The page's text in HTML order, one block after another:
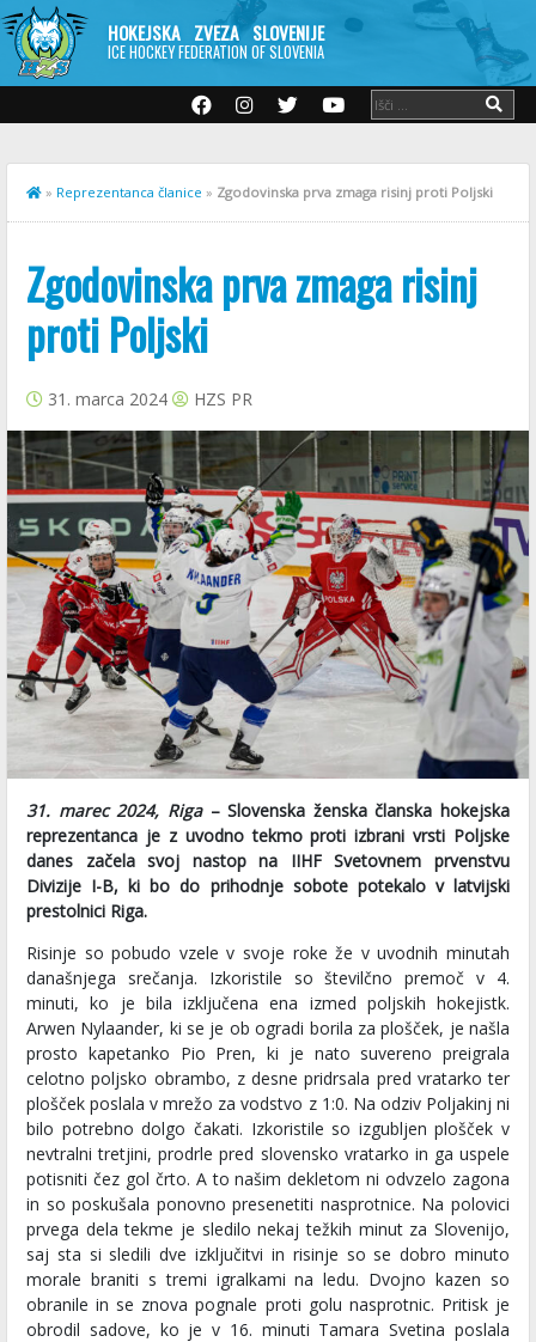
HOKEJSKA ZVEZA SLOVENIJE
ICE HOCKEY FEDERATION OF SLOVENIA
» Reprezentanca članice » Zgodovinska prva zmaga risinj proti Poljski
Zgodovinska prva zmaga risinj
proti Poljski
31. marca 2024 HZS PR
31. marec 2024, Riga– Slovenska ženska članska hokejska
reprezentanca je z uvodno tekmo proti izbrani vrsti Poljske
danes začela svoj nastop na IIHF Svetovnem prvenstvu
Divizije I-B, ki bo do prihodnje sobote potekalo v latvijski
prestolnici Riga.
Risinje so pobudo vzele v svoje roke že v uvodnih minutah
današnjega srečanja. Izkoristile so številčno premoč v 4.
minuti, ko je bila izključena ena izmed poljskih hokejistk.
Arwen Nylaander, ki se je ob ogradi borila za plošček, je našla
prosto kapetanko Pio Pren, ki je nato suvereno preigrala
celotno poljsko obrambo, z desne pridrsala pred vratarko ter
plošček poslala v mrežo za vodstvo z 1:0. Na odziv Poljakinj ni
bilo potrebno dolgo čakati. Izkoristile so izgubljen plošček v
nevtralni tretjini, prodrle pred slovensko vratarko in ga uspele
potisniti čez gol črto. A to našim dekletom ni odvzelo zagona
in so poskušala ponovno presenetiti nasprotnice. Na polovici
prvega dela tekme je sledilo nekaj težkih minut za Slovenijo,
saj sta si sledili dve izključitvi in risinje so se dobro minuto
morale braniti s tremi igralkami na ledu. Dvojno kazen so
obranile in se znova pognale proti golu nasprotnic. Pritisk je
obrodil sadove, ko je v 16. minuti Tamara Svetina poslala